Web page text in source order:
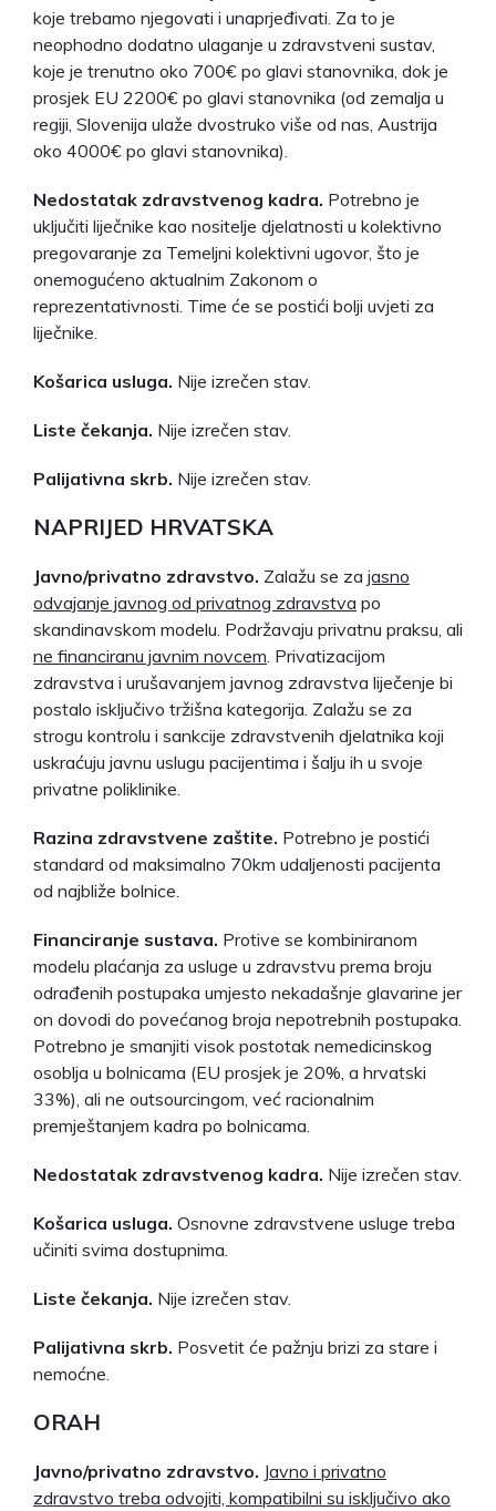
koje trebamo njegovati i unaprjeđivati. Za to je
neophodno dodatno ulaganje u zdravstveni sustav,
koje je trenutno oko 700€ po glavi stanovnika, dok je
prosjek EU 2200€ po glavi stanovnika (od zemalja u
regiji, Slovenija ulaže dvostruko više od nas, Austrija
oko 4000€ po glavi stanovnika).
Nedostatak zdravstvenog kadra. Potrebno je
uključiti liječnike kao nositelje djelatnosti u kolektivno
pregovaranje za Temeljni kolektivni ugovor, što je
onemogućeno aktualnim Zakonom o
reprezentativnosti. Time će se postići bolji uvjeti za
liječnike.
Košarica usluga. Nije izrečen stav.
Liste čekanja. Nije izrečen stav.
Palijativna skrb. Nije izrečen stav.
NAPRIJED HRVATSKA
Javno/privatno zdravstvo. Zalažu se za jasno
odvajanje javnog od privatnog zdravstva po
skandinavskom modelu. Podržavaju privatnu praksu, ali
ne financiranu javnim novcem . Privatizacijom
zdravstva i urušavanjem javnog zdravstva liječenje bi
postalo isključivo tržišna kategorija. Zalažu se za
strogu kontrolu i sankcije zdravstvenih djelatnika koji
uskraćuju javnu uslugu pacijentima i šalju ih u svoje
privatne poliklinike.
Razina zdravstvene zaštite. Potrebno je postići
standard od maksimalno 70km udaljenosti pacijenta
od najbliže bolnice.
Financiranje sustava. Protive se kombiniranom
modelu plaćanja za usluge u zdravstvu prema broju
odrađenih postupaka umjesto nekadašnje glavarine jer
on dovodi do povećanog broja nepotrebnih postupaka.
Potrebno je smanjiti visok postotak nemedicinskog
osoblja u bolnicama (EU prosjek je 20%, a hrvatski
33%), ali ne outsourcingom, već racionalnim
premještanjem kadra po bolnicama.
Nedostatak zdravstvenog kadra. Nije izrečen stav.
Košarica usluga. Osnovne zdravstvene usluge treba
učiniti svima dostupnima.
Liste čekanja. Nije izrečen stav.
Palijativna skrb. Posvetit će pažnju brizi za stare i
nemoćne.
ORAH
Javno/privatno zdravstvo. Javno i privatno
zdravstvo treba odvojiti, kompatibilni su isključivo ako